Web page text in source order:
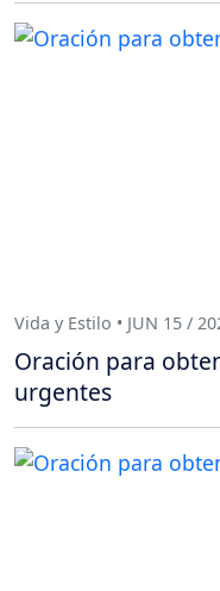
Vida y Estilo • JUN 15 /
Oración para
urgentes